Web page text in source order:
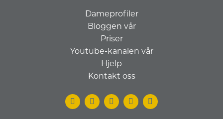
Dameprofiler
Bloggen vår
Priser
Youtube-kanalen vår
Hjelp
Kontakt oss